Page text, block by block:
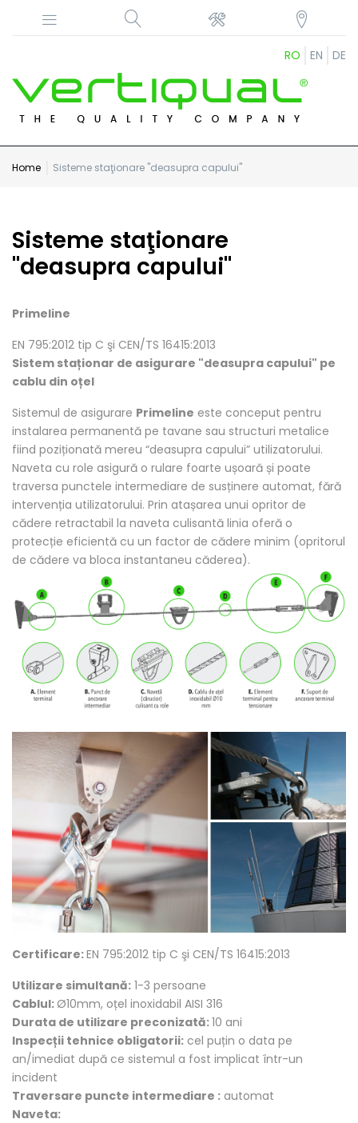
RO EN DE
Home Sisteme staţionare "deasupra capului"
Sisteme staţionare
"deasupra capului"
Primeline
EN 795:2012 tip C şi CEN/TS 16415:2013
Sistem staționar de asigurare "deasupra capului" pe
cablu din oțel
Sistemul de asigurare Primeline este conceput pentru
instalarea permanentă pe tavane sau structuri metalice
fiind poziționată mereu “deasupra capului” utilizatorului.
Naveta cu role asigură o rulare foarte ușoară și poate
traversa punctele intermediare de susținere automat, fără
intervenția utilizatorului. Prin atașarea unui opritor de
cădere retractabil la naveta culisantă linia oferă o
protecție eficientă cu un factor de cădere minim (opritorul
de cădere va bloca instantaneu căderea).
Certificare:EN 795:2012 tip C şi CEN/TS 16415:2013
Utilizare simultană: 1-3 persoane
Cablul: Ø10mm, oțel inoxidabil AISI 316
Durata de utilizare preconizată:10 ani
Inspecții tehnice obligatorii: cel puțin o data pe
an/imediat după ce sistemul a fost implicat într-un
incident
Traversare puncte intermediare : automat
Naveta: